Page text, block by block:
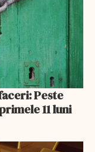
Peste
11 luni